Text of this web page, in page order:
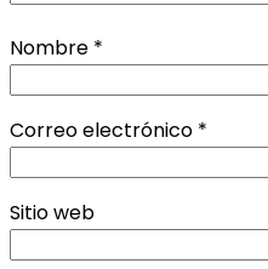
Nombre *
Correo electrónico *
Sitio web